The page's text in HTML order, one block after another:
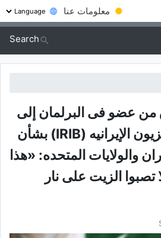
● معلومات عنا
Search
عضو فی البرلمان إلى
هیئه الإذاعه والتلفزیون الإیرانیه (IRIB) بشأن
والولایات المتحده: «هذا
تصبوا الزیت على نار